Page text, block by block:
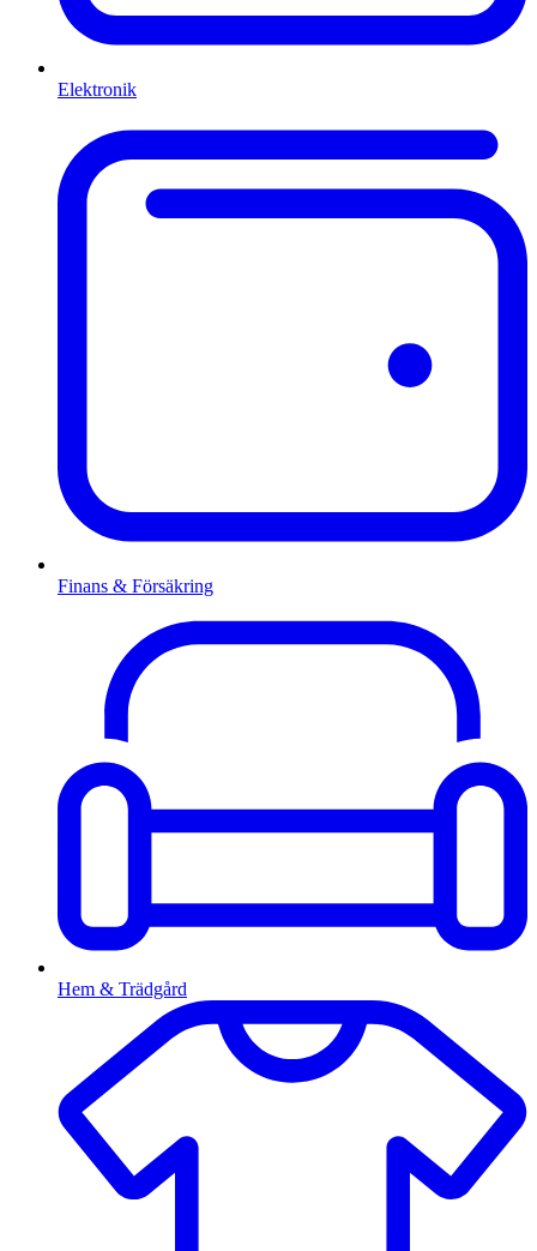
Elektronik
Finans & Försäkring
Hem & Trädgård